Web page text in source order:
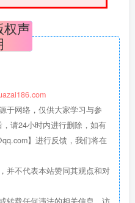
权声
于网络，仅供大家学习与参
请24小时内进行删除，如有
】进行反馈，我们将在
并不代表本站赞同其观点和对